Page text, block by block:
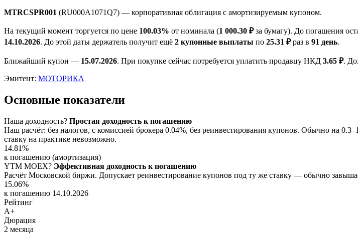
MTRCSPR001 (RU000A1071Q7) — корпоративная облигация с амортизируемым купоном.
На текущий момент торгуется по цене 100.03% от номинала (1 000.30 ₽за бумагу). До погашения
14.10.2026. До этой даты держатель получит ещё 2 купонные выплаты по 25.31 ₽раз в 91 день.
Ближайший купон — 15.07.2026. При покупке сейчас потребуется уплатить продавцу НКД 3.65 ₽.
Эмитент: МОТОРИКА
Основные показатели
Наша доходность? Простая доходность к погашению
Наш расчёт: без налогов, с комиссией брокера 0.04%, без реинвестирования купонов. Обычно
ставку на практике невозможно.
14.81%
к погашению (амортизация)
YTM MOEX? Эффективная доходность к погашению
Расчёт Московской биржи. Допускает реинвестирование купонов под ту же ставку — обычно
15.06%
к погашению 14.10.2026
Рейтинг
A+
Дюрация
2 месяца